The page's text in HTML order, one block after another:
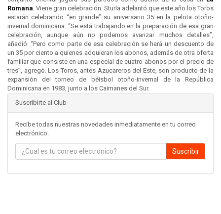
Romana . Viene gran celebración. Sturla adelantó que este año los Toros
estarán celebrando “en grande” su aniversario 35 en la pelota otoño-
invernal dominicana. “Se está trabajando en la preparación de esa gran
celebración, aunque aún no podemos avanzar muchos detalles”,
añadió. “Pero como parte de esa celebración se hará un descuento de
un 35 por ciento a quienes adquieran los abonos, además de otra oferta
familiar que consiste en una especial de cuatro abonos por el precio de
tres”, agregó. Los Toros, antes Azucareros del Este, son producto de la
expansión del torneo de béisbol otoño-invernal de la República
Dominicana en 1983, junto a los Caimanes del Sur.
Suscribirte al Club
Recibe todas nuestras novedades inmediatamente en tu correo
electrónico.
Suscribir